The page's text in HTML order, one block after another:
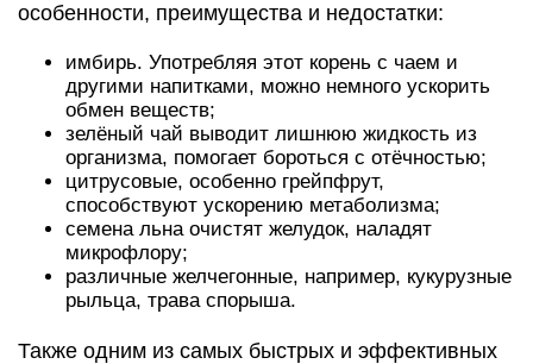
особенности, преимущества и недостатки:
имбирь. Употребляя этот корень с чаем и
другими напитками, можно немного ускорить
обмен веществ;
зелёный чай выводит лишнюю жидкость из
организма, помогает бороться с отёчностью;
цитрусовые, особенно грейпфрут,
способствуют ускорению метаболизма;
семена льна очистят желудок, наладят
микрофлору;
различные желчегонные, например, кукурузные
рыльца, трава спорыша.
Также одним из самых быстрых и эффективных